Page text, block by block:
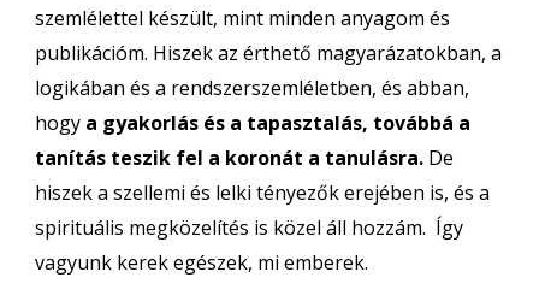
szemlélettel készült, mint minden anyagom és
publikációm. Hiszek az érthető magyarázatokban, a
logikában és a rendszerszemléletben, és abban,
hogy a gyakorlás és a tapasztalás, továbbá a
tanítás teszik fel a koronát a tanulásra. De
hiszek a szellemi és lelki tényezők erejében is, és a
spirituális megközelítés is közel áll hozzám. Így
vagyunk kerek egészek, mi emberek.